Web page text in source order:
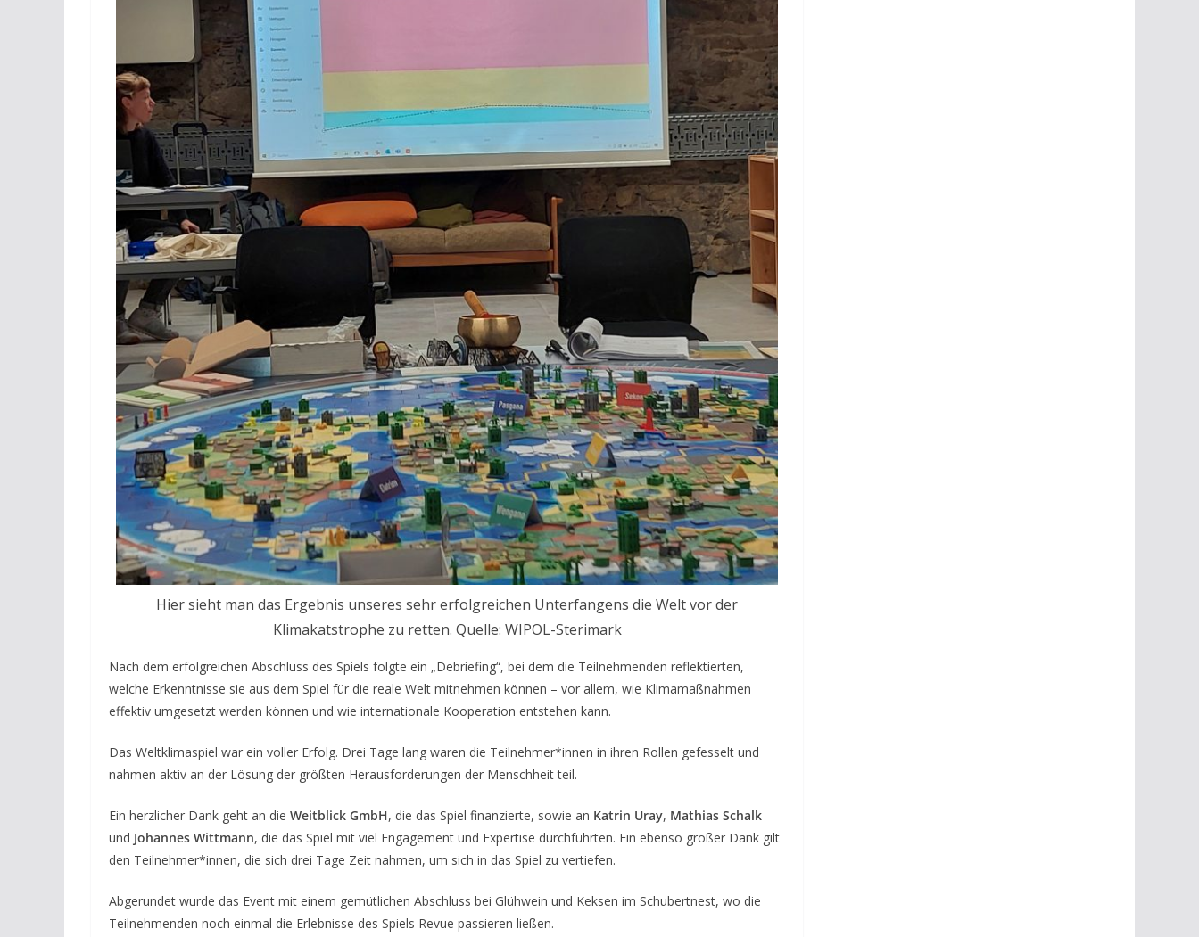
Hier sieht man das Ergebnis unseres sehr erfolgreichen Unterfangens die Welt vor der
Klimakatstrophe zu retten. Quelle: WIPOL-Sterimark
Nach dem erfolgreichen Abschluss des Spiels folgte ein „Debriefing“, bei dem die Teilnehmenden reflektierten,
welche Erkenntnisse sie aus dem Spiel für die reale Welt mitnehmen können – vor allem, wie Klimamaßnahmen
effektiv umgesetzt werden können und wie internationale Kooperation entstehen kann.
Das Weltklimaspiel war ein voller Erfolg. Drei Tage lang waren die Teilnehmer*innen in ihren Rollen gefesselt und
nahmen aktiv an der Lösung der größten Herausforderungen der Menschheit teil.
Ein herzlicher Dank geht an die Weitblick GmbH, die das Spiel finanzierte, sowie an Katrin Uray, Mathias Schalk
und Johannes Wittmann, die das Spiel mit viel Engagement und Expertise durchführten. Ein ebenso großer Dank gilt
den Teilnehmer*innen, die sich drei Tage Zeit nahmen, um sich in das Spiel zu vertiefen.
Abgerundet wurde das Event mit einem gemütlichen Abschluss bei Glühwein und Keksen im Schubertnest, wo die
Teilnehmenden noch einmal die Erlebnisse des Spiels Revue passieren ließen.